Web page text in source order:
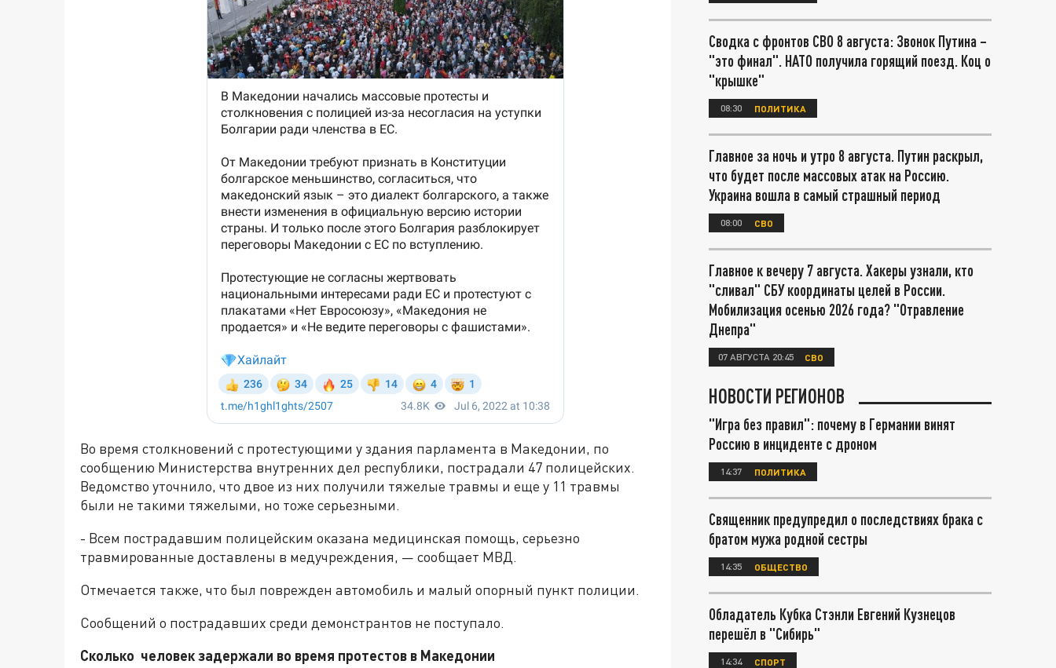
Во время столкновений с протестующими у здания парламента в Македонии, по
сообщению Министерства внутренних дел республики, пострадали 47 полицейских.
Ведомство уточнило, что двое из них получили тяжелые травмы и еще у 11 травмы
были не такими тяжелыми, но тоже серьезными.
- Всем пострадавшим полицейским оказана медицинская помощь, серьезно
травмированные доставлены в медучреждения, — сообщает МВД.
Отмечается также, что был поврежден автомобиль и малый опорный пункт полиции.
Сообщений о пострадавших среди демонстрантов не поступало.
Сколько человек задержали во время протестов в Македонии
Сводка с фронтов СВО 8 августа: Звонок Путина –
"это финал". НАТО получила горящий поезд. Коц о
"крышке"
08:30 ПОЛИТИКА
Главное за ночь и утро 8 августа. Путин раскрыл,
что будет после массовых атак на Россию.
Украина вошла в самый страшный период
08:00 СВО
Главное к вечеру 7 августа. Хакеры узнали, кто
"сливал" СБУ координаты целей в России.
Мобилизация осенью 2026 года? "Отравление
Днепра"
07 АВГУСТА 20:45 СВО
НОВОСТИ РЕГИОНОВ
"Игра без правил": почему в Германии винят
Россию в инциденте с дроном
14:37 ПОЛИТИКА
Священник предупредил о последствиях брака с
братом мужа родной сестры
14:35 ОБЩЕСТВО
Обладатель Кубка Стэнли Евгений Кузнецов
перешёл в "Сибирь"
14:34 СПОРТ